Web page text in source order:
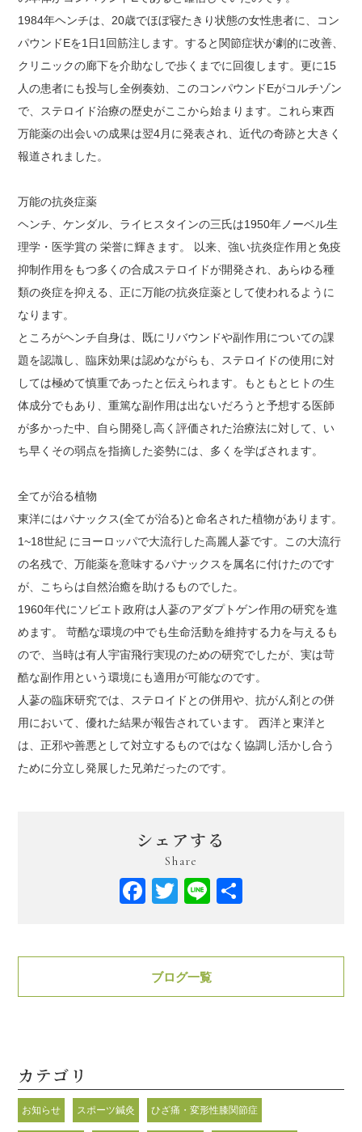
1984年ヘンチは、20歳でほぼ寝たきり状態の女性患者に、コン
パウンドEを1日1回筋注します。すると関節症状が劇的に改善、
クリニックの廊下を介助なしで歩くまでに回復します。更に15
人の患者にも投与し全例奏効、このコンパウンドEがコルチゾン
で、ステロイド治療の歴史がここから始まります。これら東西
万能薬の出会いの成果は翌4月に発表され、近代の奇跡と大きく
報道されました。
万能の抗炎症薬
ヘンチ、ケンダル、ライヒスタインの三氏は1950年ノーベル生
理学・医学賞の 栄誉に輝きます。 以来、強い抗炎症作用と免疫
抑制作用をもつ多くの合成ステロイドが開発され、あらゆる種
類の炎症を抑える、正に万能の抗炎症薬として使われるように
なります。
ところがヘンチ自身は、既にリバウンドや副作用についての課
題を認識し、臨床効果は認めながらも、ステロイドの使用に対
しては極めて慎重であったと伝えられます。もともとヒトの生
体成分でもあり、重篤な副作用は出ないだろうと予想する医師
が多かった中、自ら開発し高く評価された治療法に対して、い
ち早くその弱点を指摘した姿勢には、多くを学ばされます。
全てが治る植物
東洋にはパナックス(全てが治る)と命名された植物があります。
1~18世紀 にヨーロッパで大流行した高麗人蔘です。この大流行
の名残で、万能薬を意味するパナックスを属名に付けたのです
が、こちらは自然治癒を助けるものでした。
1960年代にソビエト政府は人蔘のアダプトゲン作用の研究を進
めます。 苛酷な環境の中でも生命活動を維持する力を与えるも
ので、当時は有人宇宙飛行実現のための研究でしたが、実は苛
酷な副作用という環境にも適用が可能なのです。
人蔘の臨床研究では、ステロイドとの併用や、抗がん剤との併
用において、優れた結果が報告されています。 西洋と東洋と
は、正邪や善悪として対立するものではなく協調し活かし合う
ために分立し発展した兄弟だったのです。
シェアする
Share
Facebook
Twitter
Line
ブログ一覧
カテゴリ
お知らせ スポーツ鍼灸 ひざ痛・変形性膝関節症